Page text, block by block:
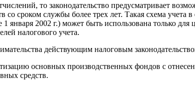
то законодательство предусматривает
сроком службы более трех лет. Такая схема
2002 г.) может быть использована только для
налогового учета.
действующим налоговым
основных производственных фондов с
средств.